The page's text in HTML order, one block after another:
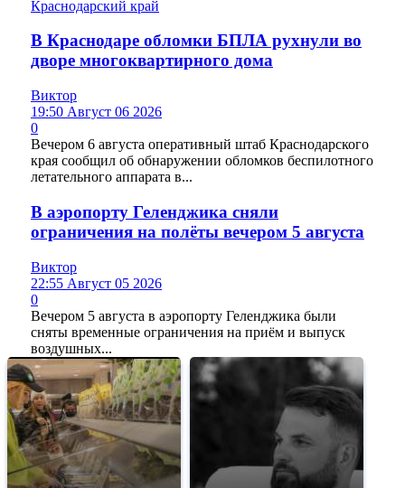
В Краснодаре обломки БПЛА рухнули во
дворе многоквартирного дома
Виктор
19:50 Август 06 2026
0
Вечером 6 августа оперативный штаб Краснодарского
края сообщил об обнаружении обломков беспилотного
летательного аппарата в...
В аэропорту Геленджика сняли
ограничения на полёты вечером 5 августа
Виктор
22:55 Август 05 2026
0
Вечером 5 августа в аэропорту Геленджика были
сняты временные ограничения на приём и выпуск
воздушных...